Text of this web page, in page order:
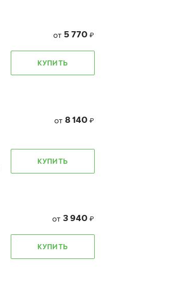
от 5 770 ₽
КУПИТЬ
от 8 140 ₽
КУПИТЬ
от 3 940 ₽
КУПИТЬ